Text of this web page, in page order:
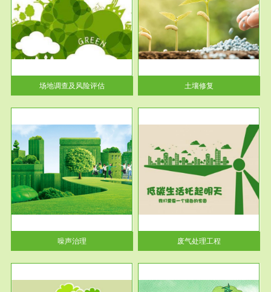
场地调查及风险评估
土壤修复
土壤修复
噪声治理
服务范围
废气处理工程
废气处理工程